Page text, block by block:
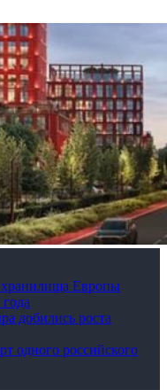
хранилища Европы
добились роста
одного российского